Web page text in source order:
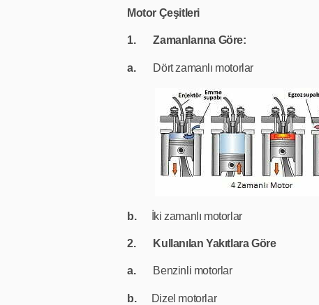
Motor Çeşitleri
1.Zamanlarına Göre:
a. Dört zamanlı motorlar
b. İki zamanlı motorlar
2. Kullanılan Yakıtlara Göre
a. Benzinli motorlar
b. Dizel motorlar